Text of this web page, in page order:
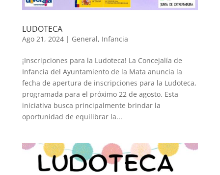
LUDOTECA
Ago 21, 2024| General, Infancia
¡Inscripciones para la Ludoteca! La Concejalía de
Infancia del Ayuntamiento de la Mata anuncia la
fecha de apertura de inscripciones para la Ludoteca,
programada para el próximo 22 de agosto. Esta
iniciativa busca principalmente brindar la
oportunidad de equilibrar la...